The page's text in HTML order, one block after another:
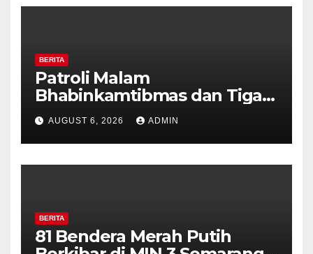
BERITA
Patroli Malam
Bhabinkamtibmas dan Tiga
Pilar Kelurahan Ungaran
Perkuat Kamtibmas, Warga
Diajak Aktifkan Ronda
AUGUST 6, 2026 ADMIN
BERITA
81 Bendera Merah Putih